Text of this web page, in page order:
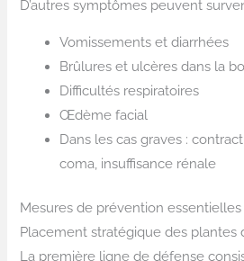
D’autres symptômes peuvent
Vomissements et diarrhées
Brûlures et ulcères dans la
Difficultés respiratoires
Œdème facial
Dans les cas graves :
coma, insuffisance rénale
Mesures de prévention essentielles
Placement stratégique des plantes
La première ligne de défense